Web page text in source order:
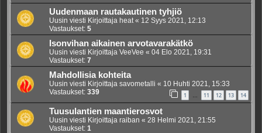
Uudenmaan rautakautinen tyhjiö
Uusin viesti Kirjoittaja heat« 12 Syys 2021, 12:13
Vastaukset: 5
Isonvihan aikainen arvotavarakätkö
Uusin viesti Kirjoittaja VeeVee « 04 Elo 2021, 19:31
Vastaukset: 7
Mahdollisia kohteita
Uusin viesti Kirjoittaja savometalli « 10 Huhti 2021, 15:33
Vastaukset: 339 1 11 12 13 14
Tuusulantien maantierosvot
Uusin viesti Kirjoittaja raiban « 28 Helmi 2021, 21:55
Vastaukset: 1